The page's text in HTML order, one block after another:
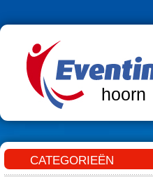
hoorn
CATEGORIEËN